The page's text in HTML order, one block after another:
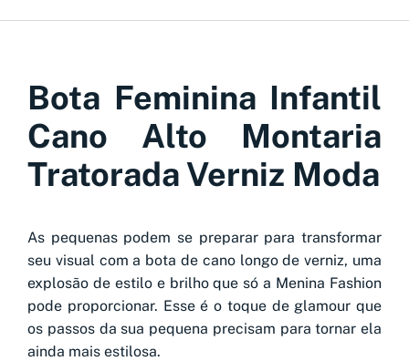
Bota Feminina Infantil
Cano Alto Montaria
Tratorada Verniz Moda
As pequenas podem se preparar para transformar
seu visual com a bota de cano longo de verniz, uma
explosão de estilo e brilho que só a Menina Fashion
pode proporcionar. Esse é o toque de glamour que
os passos da sua pequena precisam para tornar ela
ainda mais estilosa.